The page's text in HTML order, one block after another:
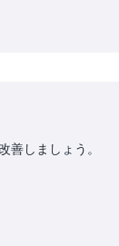
善しましょう。